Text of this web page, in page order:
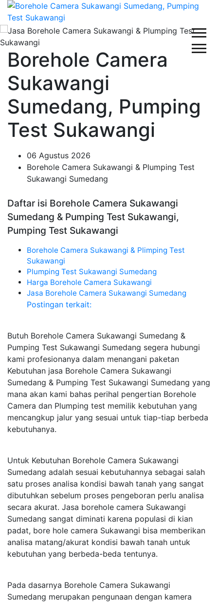
Borehole Camera
Sukawangi
Sumedang, Pumping
Test Sukawangi
06 Agustus 2026
Borehole Camera Sukawangi & Plumping Test
Sukawangi Sumedang
Daftar isi Borehole Camera Sukawangi
Sumedang & Pumping Test Sukawangi,
Pumping Test Sukawangi
Borehole Camera Sukawangi & Plimping Test
Sukawangi
Plumping Test Sukawangi Sumedang
Harga Borehole Camera Sukawangi
Jasa Borehole Camera Sukawangi Sumedang
Postingan terkait:
Butuh Borehole Camera Sukawangi Sumedang &
Pumping Test Sukawangi Sumedang segera hubungi
kami profesionanya dalam menangani paketan
Kebutuhan jasa Borehole Camera Sukawangi
Sumedang & Pumping Test Sukawangi Sumedang yang
mana akan kami bahas perihal pengertian Borehole
Camera dan Plumping test memilik kebutuhan yang
mencangkup jalur yang sesuai untuk tiap-tiap berbeda
kebutuhanya.
Untuk Kebutuhan Borehole Camera Sukawangi
Sumedang adalah sesuai kebutuhannya sebagai salah
satu proses analisa kondisi bawah tanah yang sangat
dibutuhkan sebelum proses pengeboran perlu analisa
secara akurat. Jasa borehole camera Sukawangi
Sumedang sangat diminati karena populasi di kian
padat, bore hole camera Sukawangi bisa memberikan
analisa matang/akurat kondisi bawah tanah untuk
kebutuhan yang berbeda-beda tentunya.
Pada dasarnya Borehole Camera Sukawangi
Sumedang merupakan pengunaan dengan kamera